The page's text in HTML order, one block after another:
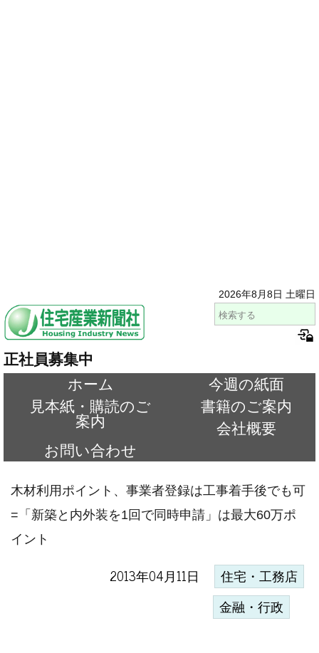
2026年8月8日 土曜日
正社員募集中
ホーム
今週の紙面
見本紙・購読のご
案内
書籍のご案内
会社概要
お問い合わせ
木材利用ポイント、事業者登録は工事着手後でも可
=「新築と内外装を1回で同時申請」は最大60万ポ
イント
2013年04月11日 住宅・工務店
金融・行政